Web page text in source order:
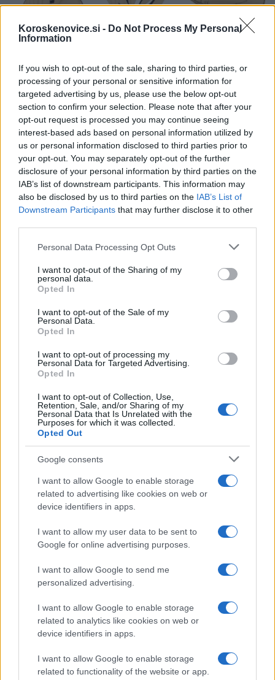
Koroskenovice.si - Do Not Process My Personal
Information
If you wish to opt-out of the sale, sharing to third parties, or
processing of your personal or sensitive information for
targeted advertising by us, please use the below opt-out
section to confirm your selection. Please note that after your
opt-out request is processed you may continue seeing
interest-based ads based on personal information utilized by
us or personal information disclosed to third parties prior to
your opt-out. You may separately opt-out of the further
disclosure of your personal information by third parties on the
IAB’s list of downstream participants. This information may
also be disclosed by us to third parties on the IAB’s List of
Downstream Participants that may further disclose it to other
Please note that this website/app uses one or more Google
not limited to your visit or usage behaviour. You may click to
grant or deny consent to Google and its third-party tags to
use your data for below specified purposes in below Google
consent section.
Personal Data Processing Opt Outs
I want to opt-out of the Sharing of my
personal data.
Opted In
I want to opt-out of the Sale of my
Personal Data.
Opted In
I want to opt-out of processing my
Personal Data for Targeted Advertising.
Opted In
I want to opt-out of Collection, Use,
Retention, Sale, and/or Sharing of my
Personal Data that Is Unrelated with the
Purposes for which it was collected.
Opted Out
Google consents
I want to allow Google to enable storage
related to advertising like cookies on web or
device identifiers in apps.
I want to allow my user data to be sent to
Google for online advertising purposes.
I want to allow Google to send me
personalized advertising.
I want to allow Google to enable storage
related to analytics like cookies on web or
device identifiers in apps.
I want to allow Google to enable storage
related to functionality of the website or app.
Njuna filozofija temelji na vodilih:naravno, uporabno,
kakovostno, z minimalno količino odpadkov
povečanega povpraševanja redne stranke naročila
Gregorznana po
, tudi pri
Njuna podjetniška pot se je začela skromno, na30 m²
delavnice, ki sta jo po letu in pol razširila na
100 m²